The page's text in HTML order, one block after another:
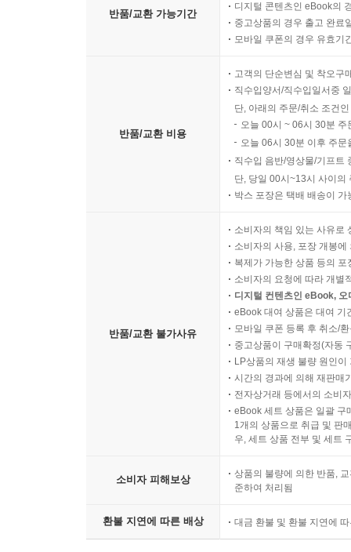
반품/교환 가능기간
디지털 콘텐츠인 eBook의
중고상품의 경우 출고 완료
모바일 쿠폰의 경우 유효기
반품/교환 비용
고객의 단순변심 및 착오구
직수입양서/직수입일서중
단, 아래의 주문/취소 조건
오늘 00시 ~ 06시 30분
오늘 06시 30분 이후 주
직수입 음반/영상물/기프트
단, 당일 00시~13시 사이의
박스 포장은 택배 배송이
반품/교환 불가사유
소비자의 책임 있는 사유로
소비자의 사용, 포장 개봉
복제가 가능한 상품 등의
소비자의 요청에 따라 개별
디지털 컨텐츠인 eBook,
eBook 대여 상품은 대여 기
모바일 쿠폰 등록 후 취소/
중고상품이 구매확정(자동
LP상품의 재생 불량 원인
시간의 경과에 의해 재판매
전자상거래 등에서의 소비
eBook 세트 상품은 일괄 구
1개의 상품으로 취급 및 판
우, 세트 상품 전부 및 세트
소비자 피해보상
상품의 불량에 의한 반품,
준하여 처리됨
환불 지연에 따른 배상 대금 환불 및 환불 지연에